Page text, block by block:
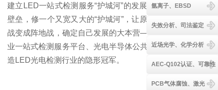
建立LED一站式检测服务“护城河”的发展战略。金鉴通过建
壁垒，修一个又宽又大的“护城河”，让原来的游击战、运动
战变成阵地战，确定自己发展的大本营——建设成为LED产
业一站式检测服务平台、光电半导体公共技术服务平台，打
造LED光电检测行业的隐形冠军。
氩离子、EBSD
失效分析、司法鉴定
近场光学、化学分析
AEC-Q102认证、可靠性
PCB气体腐蚀、激光